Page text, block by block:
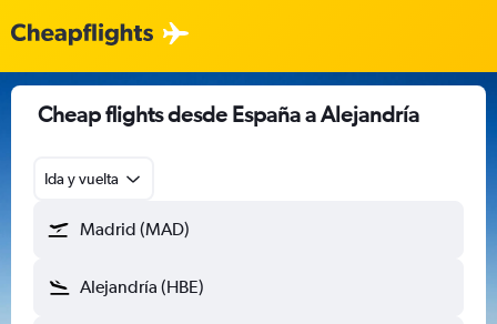
Cheap flights desde España a Alejandría
Ida y vuelta
Madrid (MAD)
Alejandría (HBE)